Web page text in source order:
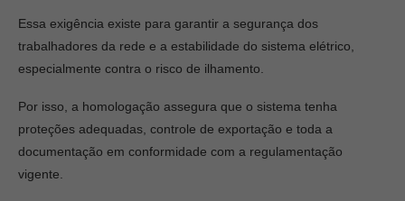
Essa exigência existe para garantir a segurança dos
trabalhadores da rede e a estabilidade do sistema elétrico,
especialmente contra o risco de ilhamento.
Por isso, a homologação assegura que o sistema tenha
proteções adequadas, controle de exportação e toda a
documentação em conformidade com a regulamentação
vigente.